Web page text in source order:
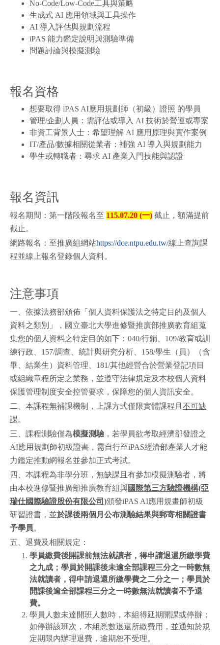
No-Code/Low-Code工具與策略
生成式 AI 應用領域與工具操作
AI 導入評估與規劃流程
iPAS 能力鑑定說明與測驗準備
問題討論與模擬測驗
報名資格
想要取得 iPAS AI應用規劃師（初級）證照 的學員
管理/企劃人員：需評估或導入 AI 技術於營運或專案
非資工背景人士：希望理解 AI 應用原理與實作案例
IT/產品/數據相關從業者：補強 AI 導入與規劃能力
學生或轉職者：尋求 AI 產業入門技能與認證
報名資訊
報名期間：第一階段報名至 115.07.20 (一) 截止，額滿提前
截止。
網路報名：至推廣組網站https://dce.ntpu.edu.tw/線上查詢課
程並線上報名登錄個人資料。
注意事項
一、依據法務部頒佈「個人資料保護法之特定目的及個人
資料之類別」，國立臺北大學進修暨推廣部推廣教育組蒐
集您的個人資料之特定目的如下：040/行銷、109/教育或訓
練行政、157/調查、統計與研究分析、158/學生（員）（含
畢、結業生）資料管理、181/其他經營合於營業登記項目
或組織章程所定之業務，並遵守法律規定及本校個人資料
保護管理制度安全控管要求，保障您的個人資訊安全。
二、本課程無補課機制，上課方式僅限實體課程且 不可缺
課。
三、課程測驗僅為模擬測驗 ，若學員欲考取經濟部發證之
AI應用規劃師初級證書，需自行至iPAS經濟部產業人才能
力鑑定推動網報名並參加正式考試。
四、本課程為非學分班，無缺課且有參加模擬測驗者，將
由本校進修暨推廣部推廣教育組與國際第三方驗證機構(亞
瑞仕國際驗證股份有限公司)頒發iPAS AI應用規畫師初級
研習證書，並於課後兩個月公布測驗結果與郵寄相關證書
予學員。
五、退費及相關規定：
學員繳費後開課前無法就讀者，得申請退還所繳學費
之九成；學員於開課後未逾全部課程三分之一時數無
法就讀者，得申請退還所繳學費之二分之一；學員於
開課後逾全部課程三分之一時數無法就讀者不予退
費。
學員人數未達開班人數時，本組得延期開課或停辦；
如停辦該班次，本組悉數退還所繳費用，並通知於規
定期限內辦理退費，逾期恕不受理。